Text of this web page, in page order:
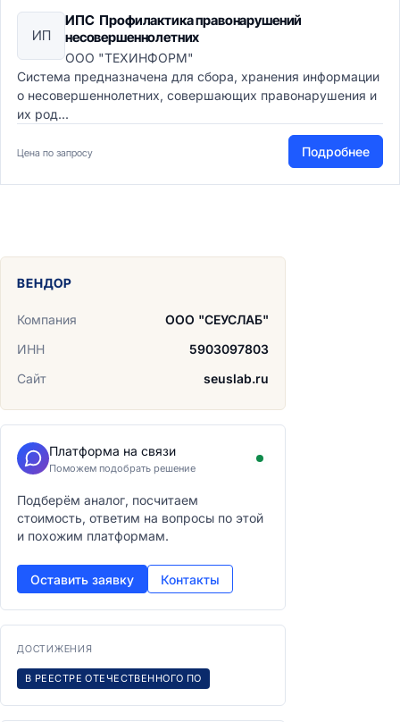
ИП
ИПС Профилактика правонарушений
несовершеннолетних
ООО "ТЕХИНФОРМ"
Система предназначена для сбора, хранения информации
о несовершеннолетних, совершающих правонарушения и
их род...
Цена по запросу Подробнее
ВЕНДОР
Компания
ООО "СЕУСЛАБ"
ИНН
5903097803
Сайт
seuslab.ru
Платформа на связи
Поможем подобрать решение
Подберём аналог, посчитаем
стоимость, ответим на вопросы по этой
и похожим платформам.
Оставить заявку Контакты
ДОСТИЖЕНИЯ
В РЕЕСТРЕ ОТЕЧЕСТВЕННОГО ПО